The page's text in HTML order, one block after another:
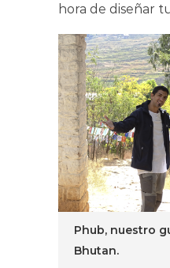
hora de diseñar
Phub, nuestro
Bhutan.